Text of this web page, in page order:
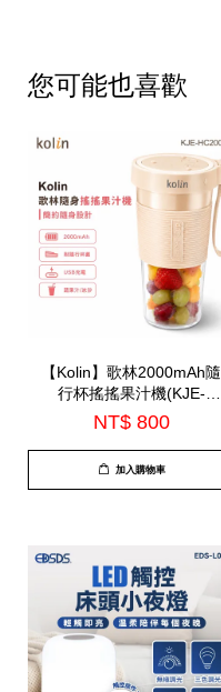
您可能也喜歡
【Kolin】歌林2000mAh隨
行杯搖搖果汁機(KJE-
HC200U)
NT$ 800
加入購物車